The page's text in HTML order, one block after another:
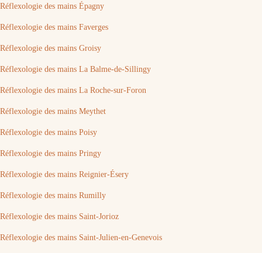
Réflexologie des mains Épagny
Réflexologie des mains Faverges
Réflexologie des mains Groisy
Réflexologie des mains La Balme-de-Sillingy
Réflexologie des mains La Roche-sur-Foron
Réflexologie des mains Meythet
Réflexologie des mains Poisy
Réflexologie des mains Pringy
Réflexologie des mains Reignier-Ésery
Réflexologie des mains Rumilly
Réflexologie des mains Saint-Jorioz
Réflexologie des mains Saint-Julien-en-Genevois